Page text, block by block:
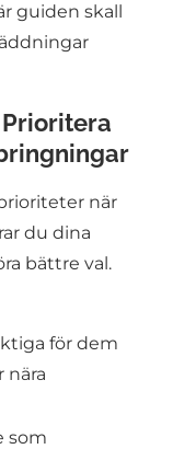
guiden skall
när
du dina
bättre val.
för dem
nära
som